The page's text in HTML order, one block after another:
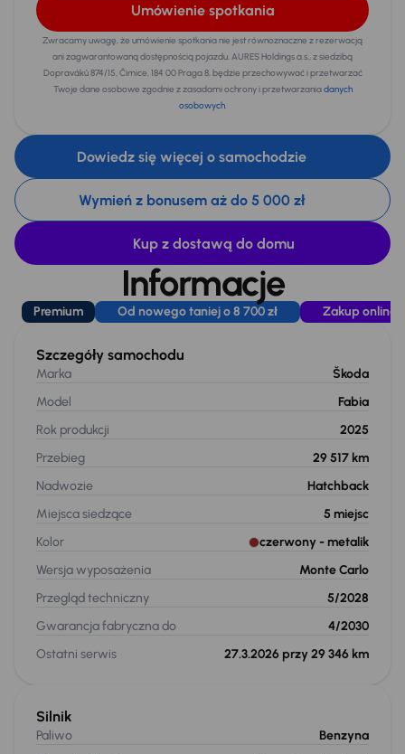
Umówienie spotkania
Zwracamy uwagę, że umówienie spotkania nie jest równoznaczne z rezerwacją
ani zagwarantowaną dostępnością pojazdu. AURES Holdings a.s., z siedzibą
Dopraváků 874/15, Čimice, 184 00 Praga 8, będzie przechowywać i przetwarzać
Twoje dane osobowe zgodnie z zasadami ochrony i przetwarzaniadanych
osobowych.
Dowiedz się więcej o samochodzie
Wymień z bonusem aż do 5 000 zł
Kup z dostawą do domu
Informacje
Premium Od nowego taniej o 8 700 zł Zakup online
Szczegóły samochodu
Marka
Škoda
Model
Fabia
Rok produkcji
2025
Przebieg
29 517 km
Nadwozie
Hatchback
Miejsca siedzące
5 miejsc
Kolor
czerwony - metalik
Wersja wyposażenia
Monte Carlo
Przegląd techniczny
5/2028
Gwarancja fabryczna do
4/2030
Ostatni serwis
27.3.2026 przy 29 346 km
Silnik
Paliwo
Benzyna